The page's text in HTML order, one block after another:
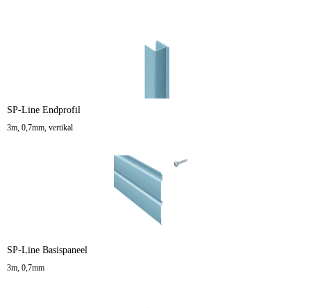
SP-Line Endprofil
3m, 0,7mm, vertikal
SP-Line Basispaneel
3m, 0,7mm